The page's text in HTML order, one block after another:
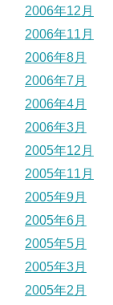
2006年12月
2006年11月
2006年8月
2006年7月
2006年4月
2006年3月
2005年12月
2005年11月
2005年9月
2005年6月
2005年5月
2005年3月
2005年2月